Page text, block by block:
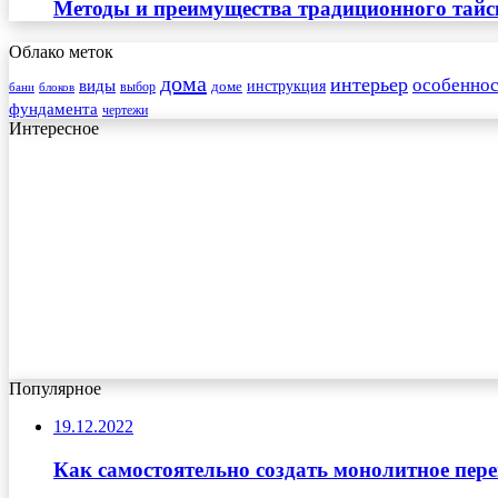
Методы и преимущества традиционного
Облако меток
бани блоков виды выбор дома доме инструкция интерьер
фундамента чертежи
Интересное
Популярное
19.12.2022
Как самостоятельно создать монолитное